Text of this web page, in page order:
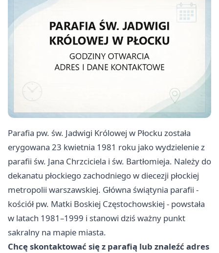
Parafia pw. św. Jadwigi Królowej w Płocku została
erygowana 23 kwietnia 1981 roku jako wydzielenie z
parafii św. Jana Chrzciciela i św. Bartłomieja. Należy do
dekanatu płockiego zachodniego w diecezji płockiej
metropolii warszawskiej. Główna świątynia parafii -
kościół pw. Matki Boskiej Częstochowskiej - powstała
w latach 1981–1999 i stanowi dziś ważny punkt
sakralny na mapie miasta.
Chcę skontaktować się z parafią lub znaleźć adres